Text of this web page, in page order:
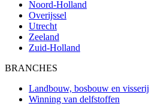
Noord-Holland
Overijssel
Utrecht
Zeeland
Zuid-Holland
BRANCHES
Landbouw, bosbouw en visserij
Winning van delfstoffen